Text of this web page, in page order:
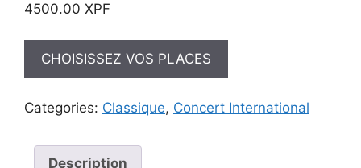
4500.00 XPF
CHOISISSEZ VOS PLACES
Categories: Classique, Concert International
Description